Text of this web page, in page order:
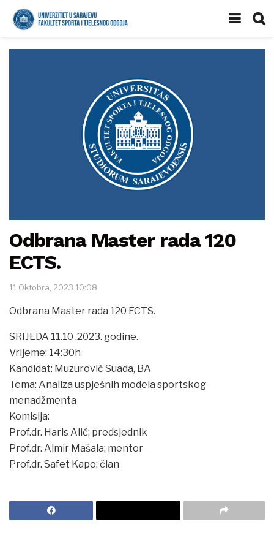
Odbrana Master rada 120
ECTS.
11 Oktobra, 2023 10:08
Odbrana Master rada 120 ECTS.
SRIJEDA 11.10 .2023. godine.
Vrijeme: 14:30h
Kandidat: Muzurović Suada, BA
Tema: Analiza uspješnih modela sportskog
menadžmenta
Komisija:
Prof.dr. Haris Alić; predsjednik
Prof.dr. Almir Mašala; mentor
Prof.dr. Safet Kapo; član